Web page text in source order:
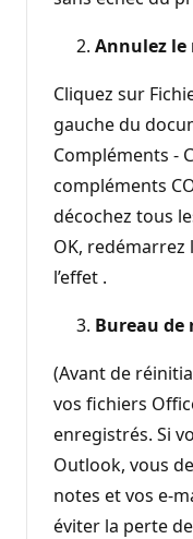
Annulez
Cliquez sur
gauche du
Compléments -
compléments
décochez tous
OK, redémarrez
l’effet .
Bureau
(Avant de
vos fichiers
enregistrés. Si
Outlook, vous
notes et vos e-
éviter la perte